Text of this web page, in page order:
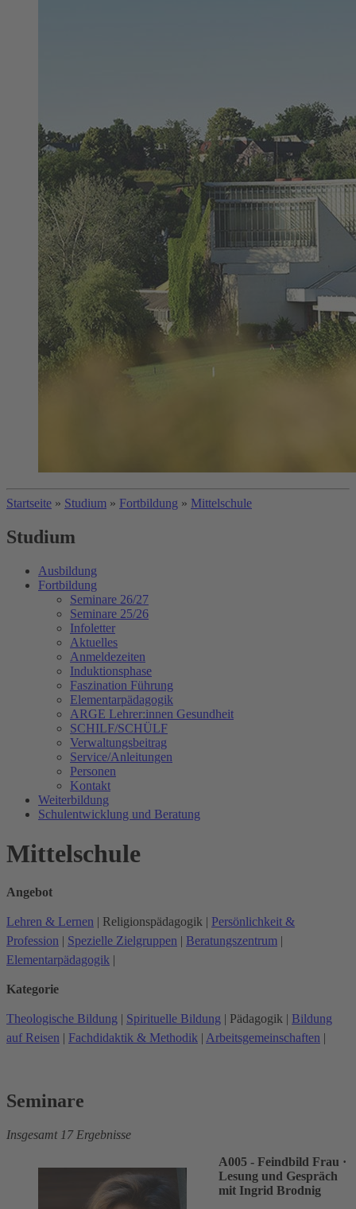
Startseite » Studium » Fortbildung » Mittelschule
Studium
Ausbildung
Fortbildung
Seminare 26/27
Seminare 25/26
Infoletter
Aktuelles
Anmeldezeiten
Induktionsphase
Faszination Führung
Elementarpädagogik
ARGE Lehrer:innen Gesundheit
SCHILF/SCHÜLF
Verwaltungsbeitrag
Service/Anleitungen
Personen
Kontakt
Weiterbildung
Schulentwicklung und Beratung
Mittelschule
Angebot
Lehren & Lernen | Religionspädagogik | Persönlichkeit &
Profession | Spezielle Zielgruppen | Beratungszentrum |
Elementarpädagogik |
Kategorie
Theologische Bildung | Spirituelle Bildung | Pädagogik | Bildung
auf Reisen | Fachdidaktik & Methodik | Arbeitsgemeinschaften |
Seminare
Insgesamt 17 Ergebnisse
A005 - Feindbild Frau ·
Lesung und Gespräch
mit Ingrid Brodnig